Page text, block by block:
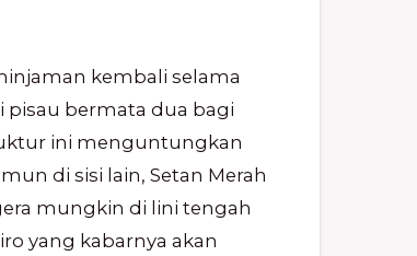
kembali selama
bermata dua bagi
ini menguntungkan
di sisi lain, Setan Merah
mungkin di lini tengah
yang kabarnya akan